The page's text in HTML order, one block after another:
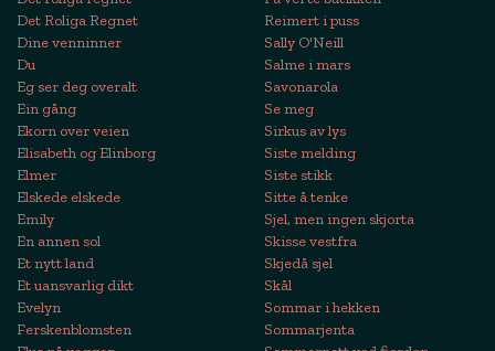
Det Roliga Regnet
Dine venninner
Du
Eg ser deg overalt
Ein gång
Ekorn over veien
Elisabeth og Elinborg
Elmer
Elskede elskede
Emily
En annen sol
Et nytt land
Et uansvarlig dikt
Evelyn
Ferskenblomsten
Reimert i puss
Sally O'Neill
Salme i mars
Savonarola
Se meg
Sirkus av lys
Siste melding
Siste stikk
Sitte å tenke
Sjel, men ingen skjorta
Skisse vestfra
Skjedå sjel
Skål
Sommar i hekken
Sommarjenta